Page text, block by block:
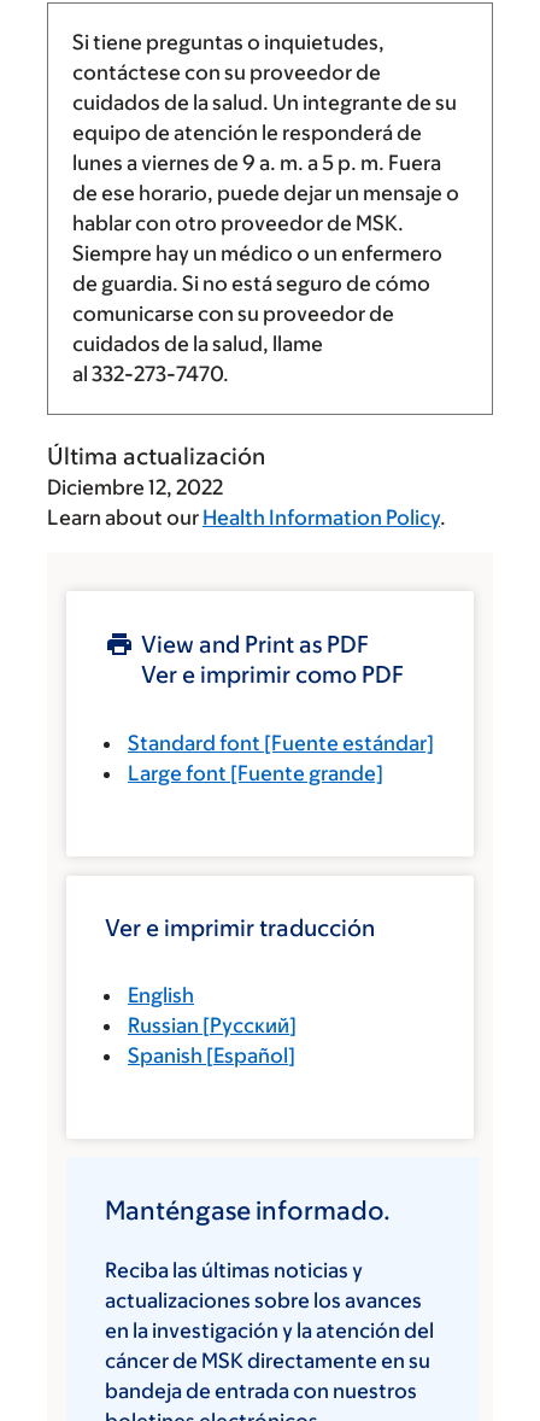
Si tiene preguntas o inquietudes,
contáctese con su proveedor de
cuidados de la salud. Un integrante de su
equipo de atención le responderá de
lunes a viernes de 9 a. m. a5 p. m. Fuera
de ese horario, puede dejar un mensaje o
hablar con otro proveedor de MSK.
Siempre hay un médico o un enfermero
de guardia. Si no está seguro de cómo
comunicarse con su proveedor de
cuidados de la salud, llame
al 332-273-7470.
Última actualización
Diciembre 12, 2022
Learn about our Health Information Policy.
View and Print as PDF
Ver e imprimir como PDF
Standard font [Fuente estándar]
Large font [Fuente grande]
Ver e imprimir traducción
English
Russian [Русский]
Spanish [Español]
Manténgase informado.
Reciba las últimas noticias y
actualizaciones sobre los avances
en la investigación y la atención del
cáncer de MSK directamente en su
bandeja de entrada con nuestros